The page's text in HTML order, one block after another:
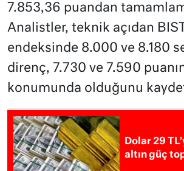
7.853,36 puandan
Analistler, teknik açıdan
endeksinde 8.000 ve 8.180
direnç, 7.730 ve 7.590
konumunda olduğunu
Dolar 29
altın güç